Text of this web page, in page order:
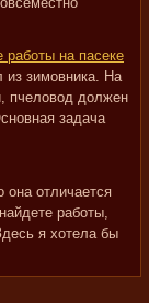
работы на пасеке
из зимовника. На
пчеловод должен
задача
она отличается
работы,
я хотела бы